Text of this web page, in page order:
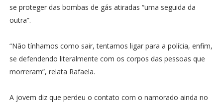
se proteger das bombas de gás atiradas “uma seguida da
outra”.
“Não tínhamos como sair, tentamos ligar para a polícia, enfim,
se defendendo literalmente com os corpos das pessoas que
morreram”, relata Rafaela.
A jovem diz que perdeu o contato com o namorado ainda no